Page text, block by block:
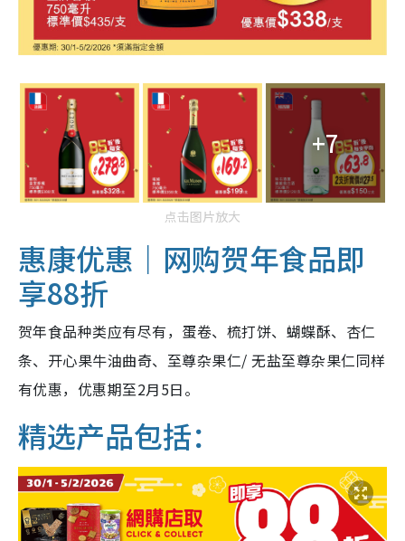
+7
点击图片放大
惠康优惠｜网购贺年食品即
享88折
贺年食品种类应有尽有，蛋卷、梳打饼、蝴蝶酥、杏仁
条、开心果牛油曲奇、至尊杂果仁/ 无盐至尊杂果仁同样
有优惠，优惠期至2月5日。
精选产品包括：